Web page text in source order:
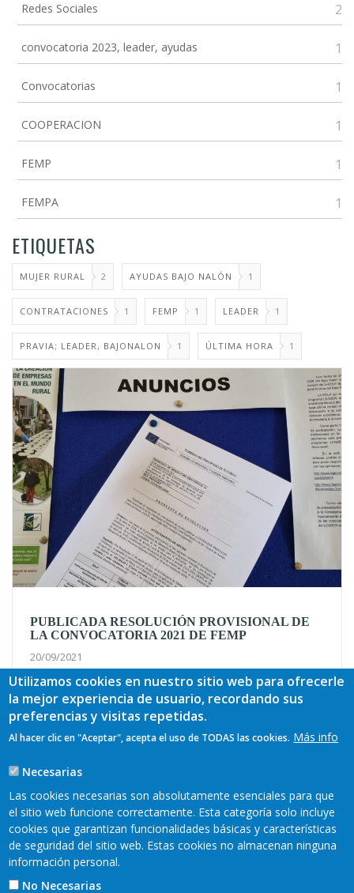
Redes Sociales 2
convocatoria 2023, leader, ayudas 1
Convocatorias 1
COOPERACION 1
FEMP 1
FEMPA 1
ETIQUETAS
MUJER RURAL 2 AYUDAS BAJO NALÓN 1
CONTRATACIONES 1 FEMP 1 LEADER 1
PRAVIA; LEADER, BAJONALON 1 ÚLTIMA HORA 1
PUBLICADA RESOLUCIÓN PROVISIONAL DE
LA CONVOCATORIA 2021 DE FEMP
20/09/2021
Hoy 20 de septiembre podemos informar que la Dirección
General de Pesca Marítima ha aprobado provisionalmente
los proyectos financiados de la convocatoria de 2021 bajo la
ayuda de los fondos FEMP para la comarca del Bajo Nalón....
Más
Utilizamos cookies en nuestro sitio web para ofrecerle
la mejor experiencia de usuario, recordando sus
preferencias y visitas repetidas.
Al hacer clic en "Aceptar", acepta el uso de TODAS las cookies. Más info
Necesarias
Las cookies necesarias son absolutamente esenciales para que
el sitio web funcione correctamente. Esta categoría solo incluye
cookies que garantizan funcionalidades básicas y características
de seguridad del sitio web. Estas cookies no almacenan ninguna
información personal.
No Necesarias